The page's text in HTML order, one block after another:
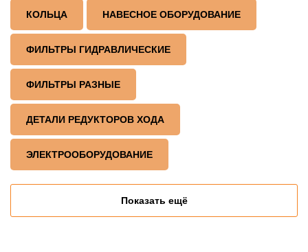
КОЛЬЦА НАВЕСНОЕ ОБОРУДОВАНИЕ
ФИЛЬТРЫ ГИДРАВЛИЧЕСКИЕ
ФИЛЬТРЫ РАЗНЫЕ
ДЕТАЛИ РЕДУКТОРОВ ХОДА
ЭЛЕКТРООБОРУДОВАНИЕ
Показать ещё